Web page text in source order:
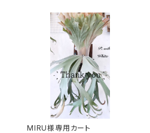
MIRU様専用カート